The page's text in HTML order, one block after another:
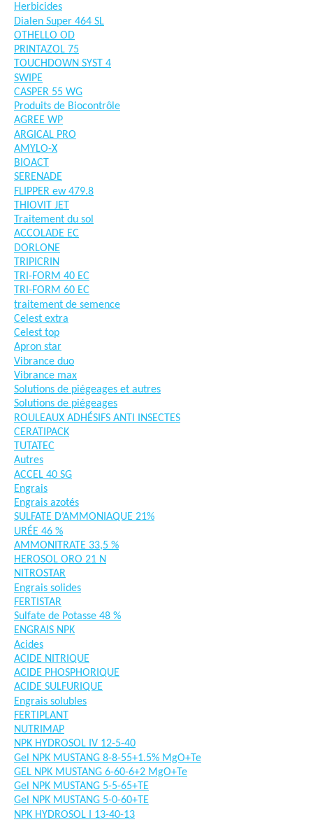
Herbicides
Dialen Super 464 SL
OTHELLO OD
PRINTAZOL 75
TOUCHDOWN SYST 4
SWIPE
CASPER 55 WG
Produits de Biocontrôle
AGREE WP
ARGICAL PRO
AMYLO-X
BIOACT
SERENADE
FLIPPER ew 479.8
THIOVIT JET
Traitement du sol
ACCOLADE EC
DORLONE
TRIPICRIN
TRI-FORM 40 EC
TRI-FORM 60 EC
traitement de semence
Celest extra
Celest top
Apron star
Vibrance duo
Vibrance max
Solutions de piégeages et autres
Solutions de piégeages
ROULEAUX ADHÉSIFS ANTI INSECTES
CERATIPACK
TUTATEC
Autres
ACCEL 40 SG
Engrais
Engrais azotés
SULFATE D’AMMONIAQUE 21%
URÉE 46 %
AMMONITRATE 33,5 %
HEROSOL ORO 21 N
NITROSTAR
Engrais solides
FERTISTAR
Sulfate de Potasse 48 %
ENGRAIS NPK
Acides
ACIDE NITRIQUE
ACIDE PHOSPHORIQUE
ACIDE SULFURIQUE
Engrais solubles
FERTIPLANT
NUTRIMAP
NPK HYDROSOL IV 12-5-40
Gel NPK MUSTANG 8-8-55+1.5% MgO+Te
GEL NPK MUSTANG 6-60-6+2 MgO+Te
Gel NPK MUSTANG 5-5-65+TE
Gel NPK MUSTANG 5-0-60+TE
NPK HYDROSOL I 13-40-13